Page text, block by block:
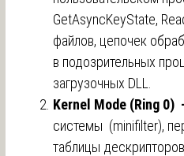
GetAsyncKeyState,
файлов, цепочек
в подозрительных
загрузочных DLL.
Kernel Mode (Ring 0)
системы (minifilter),
таблицы